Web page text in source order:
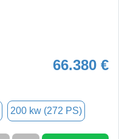
66.380 €
200 kw (272 PS)